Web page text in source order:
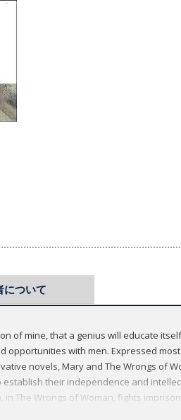
について
of mine, that a genius will educate
with men. Expressed
novels, Mary and The Wrongs of
their independence and
The Wrongs of Woman, fights